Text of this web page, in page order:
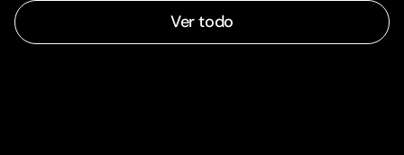
Ver todo